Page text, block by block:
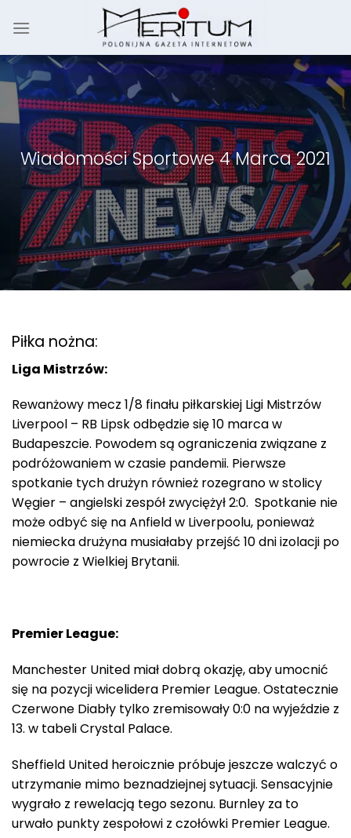
Wiadomości Sportowe 4 Marca 2021
Piłka nożna:
Liga Mistrzów:
Rewanżowy mecz 1/8 finału piłkarskiej Ligi Mistrzów
Liverpool – RB Lipsk odbędzie się 10 marca w
Budapeszcie. Powodem są ograniczenia związane z
podróżowaniem w czasie pandemii. Pierwsze
spotkanie tych drużyn również rozegrano w stolicy
Węgier – angielski zespół zwyciężył 2:0. Spotkanie nie
może odbyć się na Anfield w Liverpoolu, ponieważ
niemiecka drużyna musiałaby przejść 10 dni izolacji po
powrocie z Wielkiej Brytanii.
Premier League:
Manchester United miał dobrą okazję, aby umocnić
się na pozycji wicelidera Premier League. Ostatecznie
Czerwone Diabły tylko zremisowały 0:0 na wyjeździe z
13. w tabeli Crystal Palace.
Sheffield United heroicznie próbuje jeszcze walczyć o
utrzymanie mimo beznadziejnej sytuacji. Sensacyjnie
wygrało z rewelacją tego sezonu. Burnley za to
urwało punkty zespołowi z czołówki Premier League.